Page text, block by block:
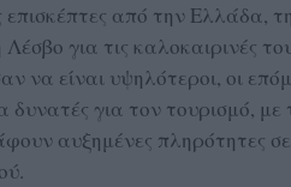
επισκέπτες από την Ελλάδα,
για τις καλοκαιρινές
να είναι υψηλότεροι, οι
δυνατές για τον τουρισμό,
αυξημένες πληρότητες